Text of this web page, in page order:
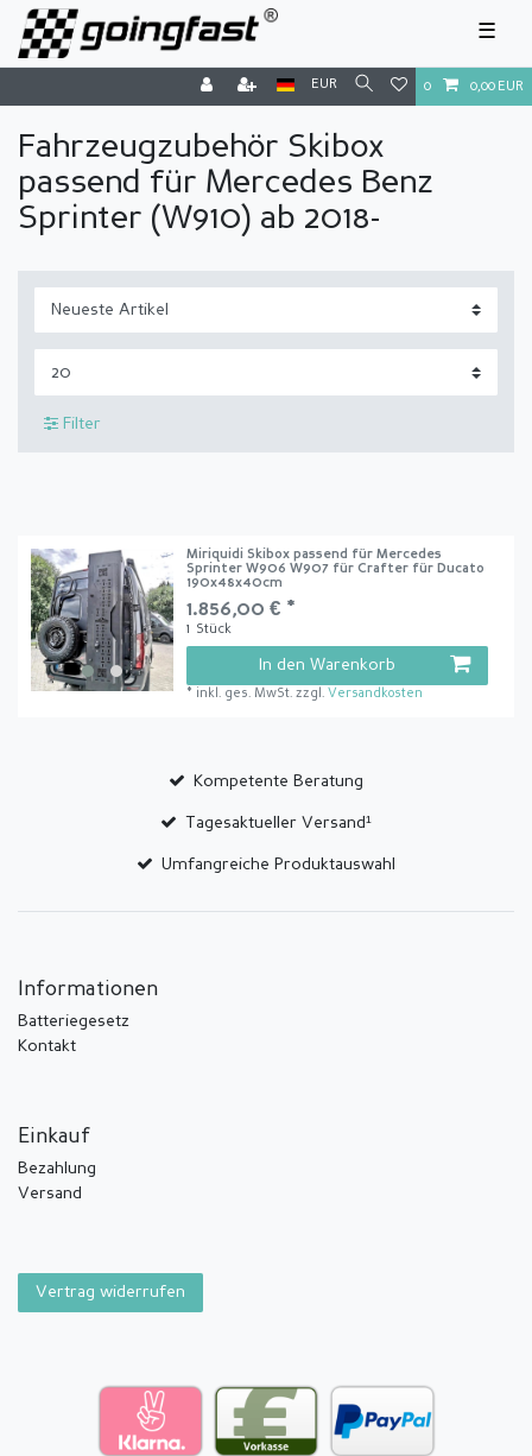
☰
EUR 0 0,00 EUR
Fahrzeugzubehör Skibox
passend für Mercedes Benz
Sprinter (W910) ab 2018-
Filter
Miriquidi Skibox passend für Mercedes
Sprinter W906 W907 für Crafter für Ducato
190x48x40cm
1.856,00 € *
1 Stück
In den Warenkorb
* inkl. ges. MwSt. zzgl. Versandkosten
Kompetente Beratung
Tagesaktueller Versand¹
Umfangreiche Produktauswahl
Informationen
Batteriegesetz
Kontakt
Einkauf
Bezahlung
Versand
Vertrag widerrufen